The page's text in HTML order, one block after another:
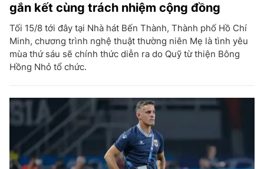
gắn kết cùng trách nhiệm cộng đồng
Tối 15/8 tới đây tại Nhà hát Bến Thành, Thành phố Hồ Chí
Minh, chương trình nghệ thuật thường niên Mẹ là tình yêu
mùa thứ sáu sẽ chính thức diễn ra do Quỹ từ thiện Bông
Hồng Nhỏ tổ chức.